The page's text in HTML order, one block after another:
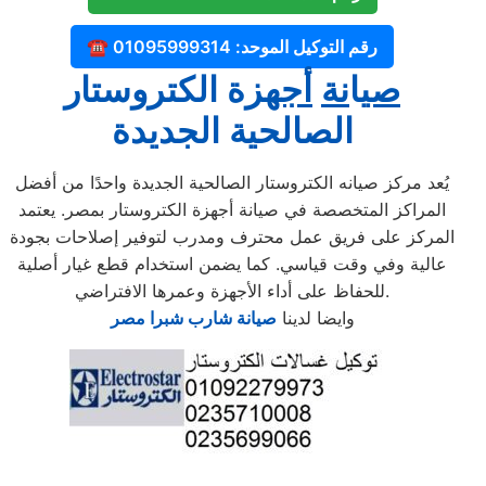
☎️ رقم التوكيل الموحد: 01095999314
صيانة أجهز ة الكتروستار
الصالحية الجديدة
يُعد مركز صيانه الكتروستار الصالحية الجديدة واحدًا من أفضل
المراكز المتخصصة في صيانة أجهزة الكتروستار بمصر. يعتمد
المركز على فريق عمل محترف ومدرب لتوفير إصلاحات بجودة
عالية وفي وقت قياسي. كما يضمن استخدام قطع غيار أصلية
للحفاظ على أداء الأجهزة وعمرها الافتراضي.
وايضا لدينا صيانة شارب شبرا مصر